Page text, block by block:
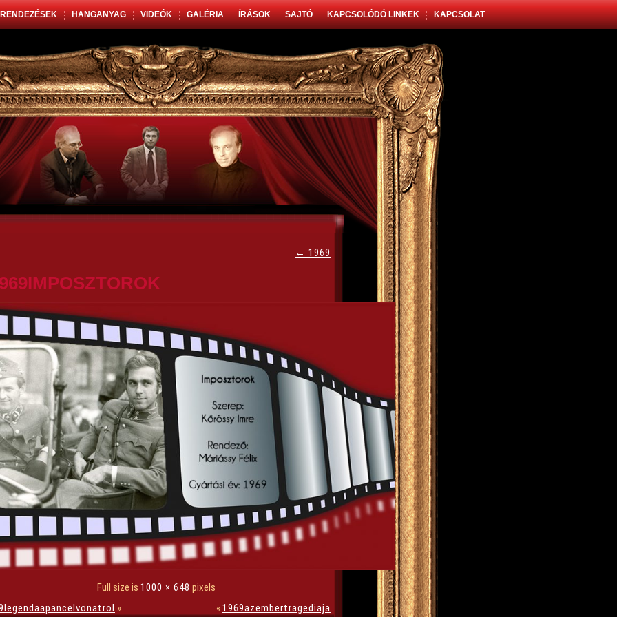
RENDEZÉSEK HANGANYAG VIDEÓK GALÉRIA ÍRÁSOK SAJTÓ KAPCSOLÓDÓ LINKEK KAPCSOLAT
← 1969
Full size is 1000 × 648 pixels
» «1969azembertragediaja